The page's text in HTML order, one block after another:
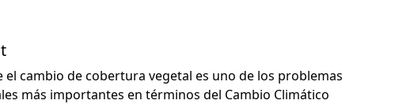
el cambio de cobertura vegetal es uno de los problemas
más importantes en términos del Cambio Climático